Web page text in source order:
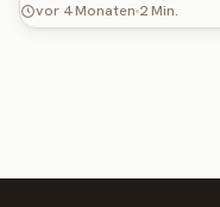
vor 4 Monaten 2 Min.